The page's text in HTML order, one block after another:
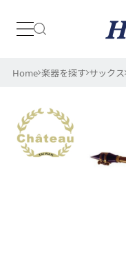
日本
Home 楽器を探す サックス